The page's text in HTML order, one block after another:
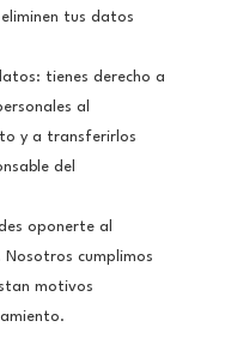
tus datos
tienes derecho a
al
y a transferirlos
del
oponerte al
cumplimos
motivos